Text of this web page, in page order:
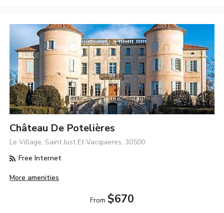
Château De Potelières
Le Village, Saint Just Et Vacquieres, 30500
Free Internet
More amenities
From $670